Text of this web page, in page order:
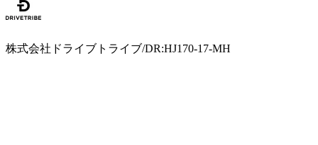
株式会社ドライブトライブ/DR:HJ170-17-MH